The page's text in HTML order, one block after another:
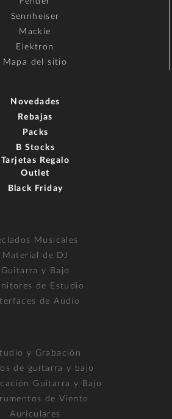
Sennheiser
Mackie
Elektron
Mapa del sitio
Novedades
Rebajas
Packs
B Stocks
Tarjetas Regalo
Outlet
Black Friday
Musicales
Material de DJ
Guitarra y Bajo
de Estudio
de Audio
y Grabación
de guitarra y bajo
Guitarra y Bajo
de Viento
Auriculares